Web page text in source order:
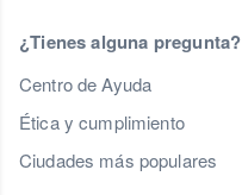
¿Tienes alguna pregunta?
Centro de Ayuda
Ética y cumplimiento
Ciudades más populares